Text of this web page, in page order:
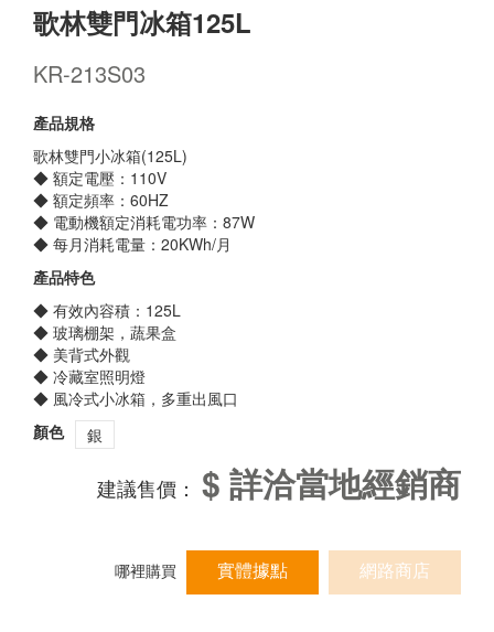
歌林雙門冰箱125L
KR-213S03
產品規格
歌林雙門小冰箱(125L)
◆ 額定電壓：110V
◆ 額定頻率：60HZ
◆ 電動機額定消耗電功率：87W
◆ 每月消耗電量：20KWh/月
產品特色
◆ 有效內容積：125L
◆ 玻璃棚架，蔬果盒
◆ 美背式外觀
◆ 冷藏室照明燈
◆ 風冷式小冰箱，多重出風口
顏色
銀
建議售價： $ 詳洽當地經銷商
哪裡購買 實體據點 網路商店